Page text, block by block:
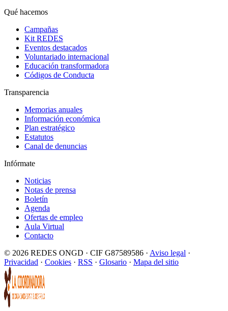
Qué hacemos
Campañas
Kit REDES
Eventos destacados
Voluntariado internacional
Educación transformadora
Códigos de Conducta
Transparencia
Memorias anuales
Información económica
Plan estratégico
Estatutos
Canal de denuncias
Infórmate
Noticias
Notas de prensa
Boletín
Agenda
Ofertas de empleo
Aula Virtual
Contacto
© 2026 REDES ONGD · CIF G87589586 · Aviso legal ·
Privacidad · Cookies · RSS · Glosario · Mapa del sitio